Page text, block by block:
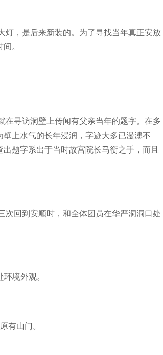
灯，是后来新装的。为了寻找当年真正安放
。
在寻访洞壁上传闻有父亲当年的题字。在多
上水气的长年浸润，字迹大多已漫漶不
题字系出于当时故宫院长马衡之手，而且
次回到安顺时，和全体团员在华严洞洞口处
境外观。
有山门。